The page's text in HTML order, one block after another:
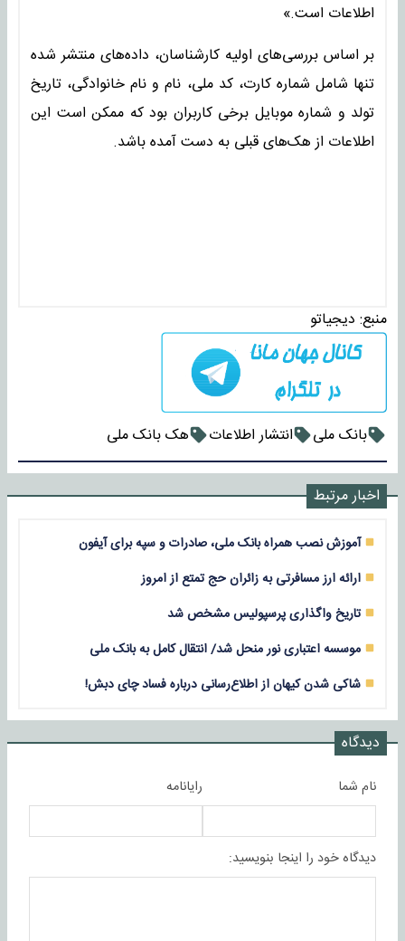
اطلاعات است.»
بر اساس بررسی‌های اولیه کارشناسان، داده‌های منتشر شده
تنها شامل شماره کارت، کد ملی، نام و نام خانوادگی، تاریخ
تولد و شماره موبایل برخی کاربران بود که ممکن است این
اطلاعات از هک‌های قبلی به دست آمده باشد.
منبع: دیجیاتو
بانک ملی انتشار اطلاعات هک بانک ملی
اخبار مرتبط
آموزش نصب همراه بانک ملی، صادرات و سپه برای آیفون
ارائه ارز مسافرتی به زائران حج تمتع از امروز
تاریخ واگذاری پرسپولیس مشخص شد
موسسه اعتباری نور منحل شد/ انتقال کامل به بانک ملی
شاکی شدن کیهان از اطلاع‌رسانی درباره فساد چای دبش!
دیدگاه
نام شما رایانامه
دیدگاه خود را اینجا بنویسید: